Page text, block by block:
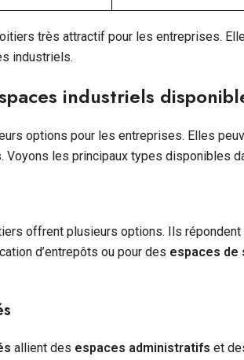
très attractif pour les entreprises.
industriels.
industriels
options pour les entreprises. Elles
Voyons les principaux types disponibles
offrent plusieurs options. Ils
d’entrepôts ou pour des espaces de
allient des espaces administratifs et